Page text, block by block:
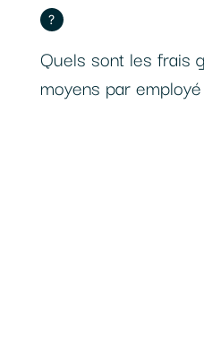
?
Quels sont les frais
moyens par